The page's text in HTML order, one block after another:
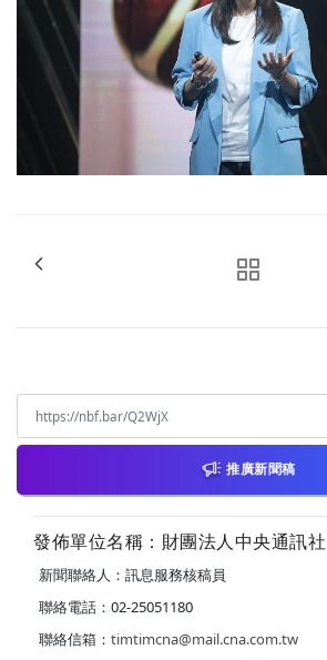
推廣新聞稿
發佈單位名稱：財團法人中央通訊社
新聞聯絡人：訊息服務核稿員
聯絡電話：02-25051180
聯絡信箱： timtimcna@mail.cna.com.tw